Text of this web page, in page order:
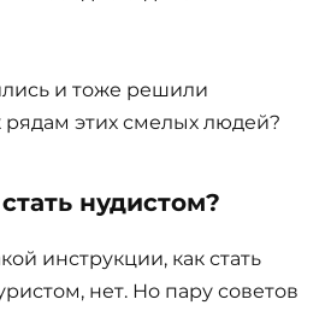
и тоже решили
рядам этих смелых людей?
нудистом?
инструкции, как стать
нет. Но пару советов